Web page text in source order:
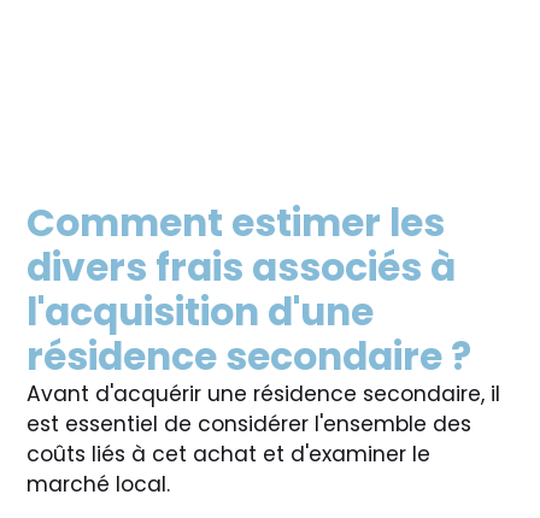
Comment estimer les
divers frais associés à
l'acquisition d'une
résidence secondaire ?
Avant d'acquérir une résidence secondaire, il
est essentiel de considérer l'ensemble des
coûts liés à cet achat et d'examiner le
marché local.